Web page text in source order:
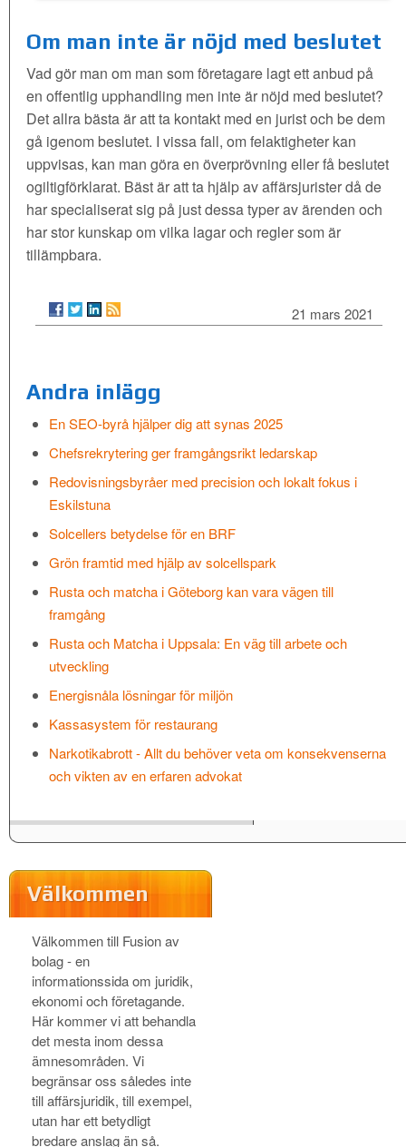
Om man inte är nöjd med beslutet
Vad gör man om man som företagare lagt ett anbud på
en offentlig upphandling men inte är nöjd med beslutet?
Det allra bästa är att ta kontakt med en jurist och be dem
gå igenom beslutet. I vissa fall, om felaktigheter kan
uppvisas, kan man göra en överprövning eller få beslutet
ogiltigförklarat. Bäst är att ta hjälp av affärsjurister då de
har specialiserat sig på just dessa typer av ärenden och
har stor kunskap om vilka lagar och regler som är
tillämpbara.
21 mars 2021
Andra inlägg
En SEO-byrå hjälper dig att synas 2025
Chefsrekrytering ger framgångsrikt ledarskap
Redovisningsbyråer med precision och lokalt fokus i
Eskilstuna
Solcellers betydelse för en BRF
Grön framtid med hjälp av solcellspark
Rusta och matcha i Göteborg kan vara vägen till
framgång
Rusta och Matcha i Uppsala: En väg till arbete och
utveckling
Energisnåla lösningar för miljön
Kassasystem för restaurang
Narkotikabrott - Allt du behöver veta om konsekvenserna
och vikten av en erfaren advokat
Välkommen
Välkommen till Fusion av
bolag - en
informationssida om juridik,
ekonomi och företagande.
Här kommer vi att behandla
det mesta inom dessa
ämnesområden. Vi
begränsar oss således inte
till affärsjuridik, till exempel,
utan har ett betydligt
bredare anslag än så.